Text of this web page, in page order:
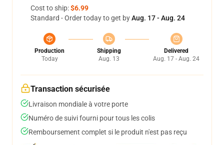
Cost to ship:$6.99
Standard - Order today to get byAug. 17 - Aug. 24
Production
Today
Shipping
Aug. 13
Delivered
Aug. 17 - Aug. 24
Transaction sécurisée
Livraison mondiale à votre porte
Numéro de suivi fourni pour tous les colis
Remboursement complet si le produit n'est pas reçu